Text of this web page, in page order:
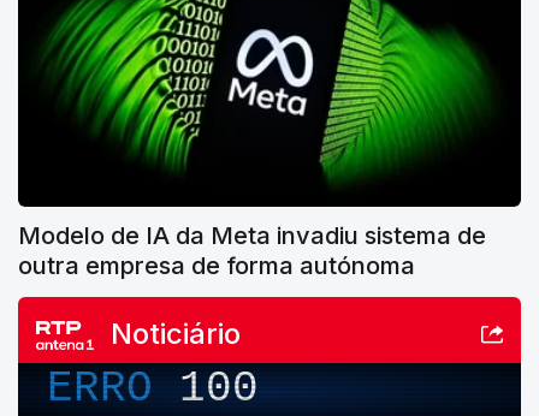
Modelo de IA da Meta invadiu sistema de
outra empresa de forma autónoma
Noticiário
ERRO 100